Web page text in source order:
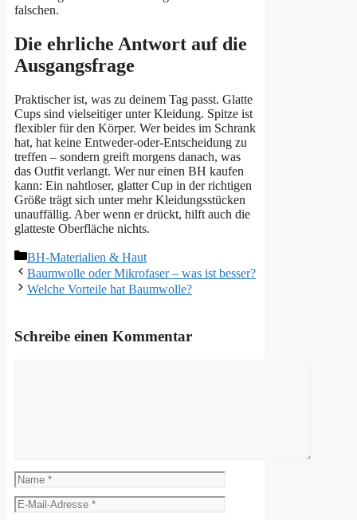
falschen.
Die ehrliche Antwort auf die
Ausgangsfrage
Praktischer ist, was zu deinem Tag passt. Glatte
Cups sind vielseitiger unter Kleidung. Spitze ist
flexibler für den Körper. Wer beides im Schrank
hat, hat keine Entweder-oder-Entscheidung zu
treffen – sondern greift morgens danach, was
das Outfit verlangt. Wer nur einen BH kaufen
kann: Ein nahtloser, glatter Cup in der richtigen
Größe trägt sich unter mehr Kleidungsstücken
unauffällig. Aber wenn er drückt, hilft auch die
glatteste Oberfläche nichts.
Kategorien
BH-Materialien & Haut
Baumwolle oder Mikrofaser – was ist besser?
Welche Vorteile hat Baumwolle?
Schreibe einen Kommentar
Name
E-
Mail-